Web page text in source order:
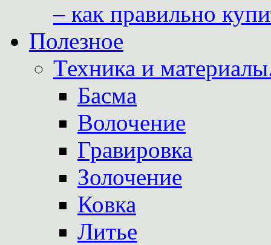
– как правильно
Полезное
Техника и
Басма
Волочение
Гравировка
Золочение
Ковка
Литье